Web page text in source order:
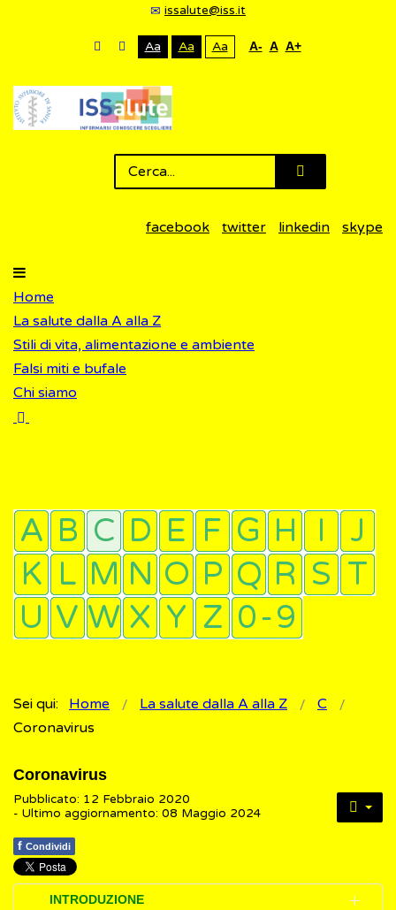
issalute@iss.it
Aa Aa Aa A- A A+
facebook twitter linkedin skype
Home
La salute dalla A alla Z
Stili di vita, alimentazione e ambiente
Falsi miti e bufale
Chi siamo
Sei qui: Home La salute dalla A alla Z
C
Coronavirus
Coronavirus
Pubblicato: 12 Febbraio 2020
- Ultimo aggiornamento: 08 Maggio 2024
f Condividi
INTRODUZIONE